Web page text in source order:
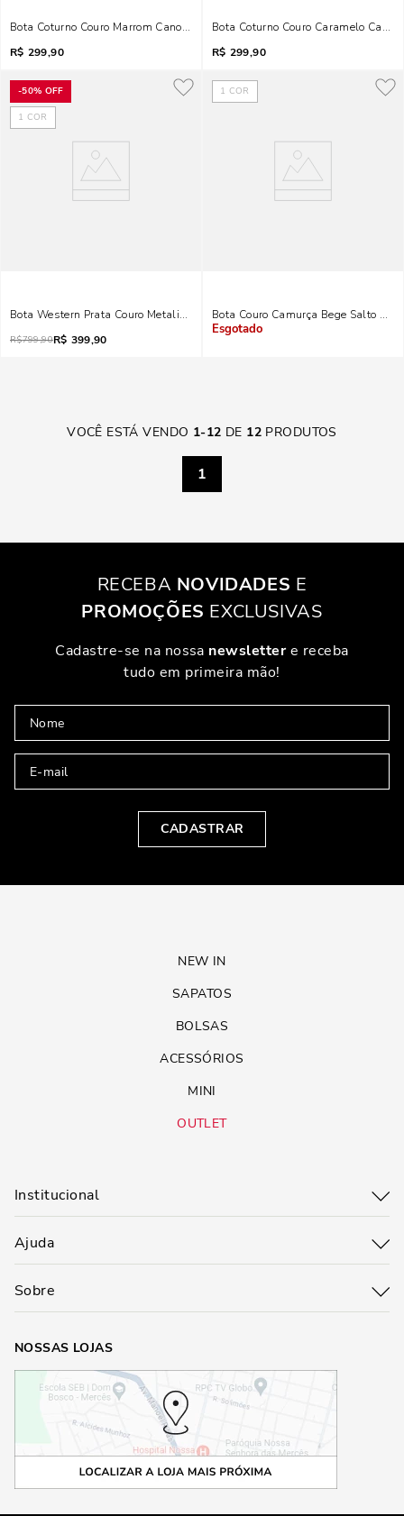
Bota Coturno Couro Marrom Cano Curto
R$ 299,90
Bota Coturno Couro Caramelo Cano
R$ 299,90
-50% OFF
1 COR
Bota Western Prata Couro Metalizado
R$799,90R$ 399,90
1 COR
Bota Couro Camurça Bege Salto
Indisponível
VOCÊ ESTÁ VENDO 1-12 DE 12 PRODUTOS
1
RECEBA NOVIDADES E
PROMOÇÕES EXCLUSIVAS
Cadastre-se na nossa newslettere receba
tudo em primeira mão!
CADASTRAR
NEW IN
SAPATOS
BOLSAS
ACESSÓRIOS
MINI
OUTLET
Institucional
Ajuda
Sobre
NOSSAS LOJAS